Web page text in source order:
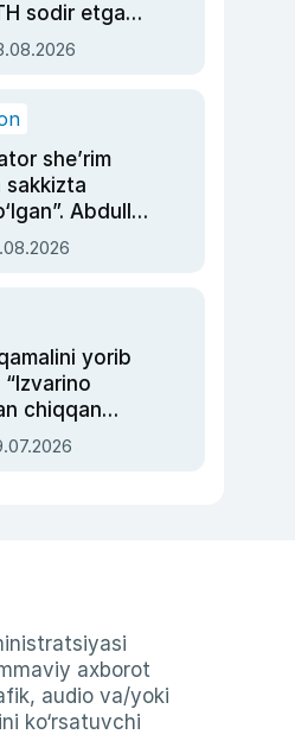
sodir etgan
hukmi o‘qildi
she’rim
sakkizta
Abdulla
asrab
yorib
chiqqan
— Ukraina
axborot
audio va/yoki
ko‘rsatuvchi